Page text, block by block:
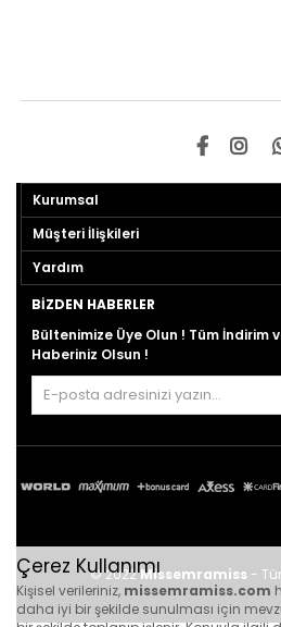
Kurumsal
Müşteri İlişkileri
Yardım
BIZDEN HABERLER
Bültenimize Üye Olun ! Tüm İndirim
Haberiniz Olsun !
© 2022Missemramiss -
Çerez Kullanımı
Kişisel verileriniz, missemramiss.com
daha iyi bir şekilde sunulması için